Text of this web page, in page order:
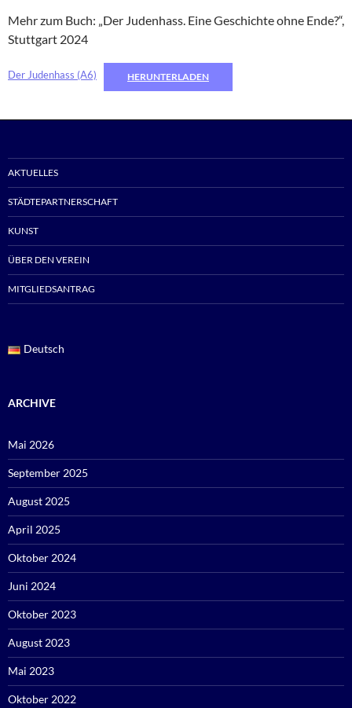
Mehr zum Buch: „Der Judenhass. Eine Geschichte ohne Ende?“,
Stuttgart 2024
Der Judenhass (A6) HERUNTERLADEN
AKTUELLES
STÄDTEPARTNERSCHAFT
KUNST
ÜBER DEN VEREIN
MITGLIEDSANTRAG
Deutsch
ARCHIVE
Mai 2026
September 2025
August 2025
April 2025
Oktober 2024
Juni 2024
Oktober 2023
August 2023
Mai 2023
Oktober 2022